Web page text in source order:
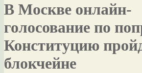
В Москве онлайн-
голосование по
Конституцию
блокчейне